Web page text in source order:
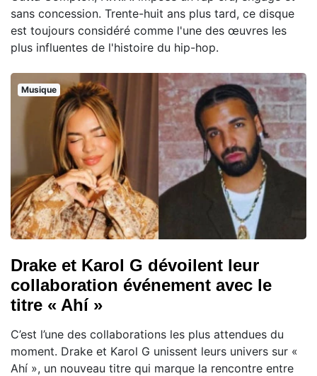
sans concession. Trente-huit ans plus tard, ce disque
est toujours considéré comme l'une des œuvres les
plus influentes de l'histoire du hip-hop.
Musique
Drake et Karol G dévoilent leur
collaboration événement avec le
titre « Ahí »
C’est l’une des collaborations les plus attendues du
moment. Drake et Karol G unissent leurs univers sur «
Ahí », un nouveau titre qui marque la rencontre entre